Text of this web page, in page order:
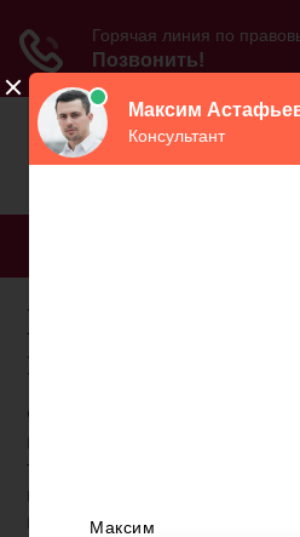
Пенсия для
гражданства
Финансовое обеспечение
которые в силу лет уже не
трудовую деятельность,
первостепенных задач
государства.